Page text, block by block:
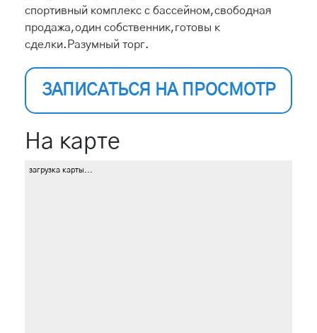
спортивный комплекс с бассейном,свободная
продажа,один собственник,готовы к
сделки.Разумный торг.
ЗАПИСАТЬСЯ НА ПРОСМОТР
На карте
загрузка карты...